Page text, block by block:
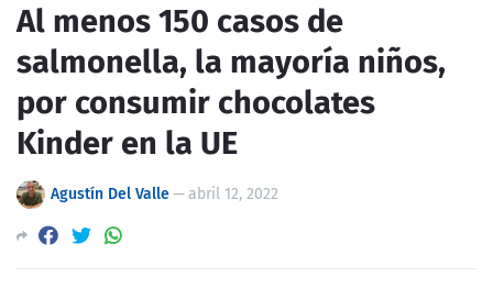
Al menos 150 casos de
salmonella, la mayoría niños,
por consumir chocolates
Kinder en la UE
Agustín Del Valle—abril 12, 2022